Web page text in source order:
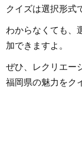
クイズは選択形式
わからなくても、
加できますよ。
ぜひ、レクリエー
福岡県の魅力をク